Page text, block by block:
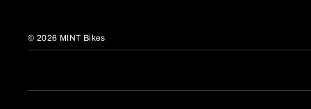
La gamme Trek
© 2026 MINT Bikes